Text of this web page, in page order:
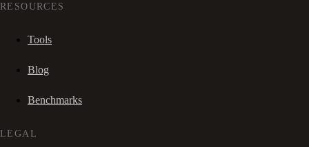
RESOURCES
Tools
Blog
Benchmarks
LEGAL